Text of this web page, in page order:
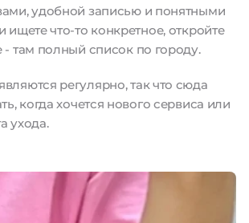
удобной записью и понятными
ищете что-то конкретное, откройте
- там полный список по городу.
регулярно, так что сюда
когда хочется нового сервиса или
ухода.